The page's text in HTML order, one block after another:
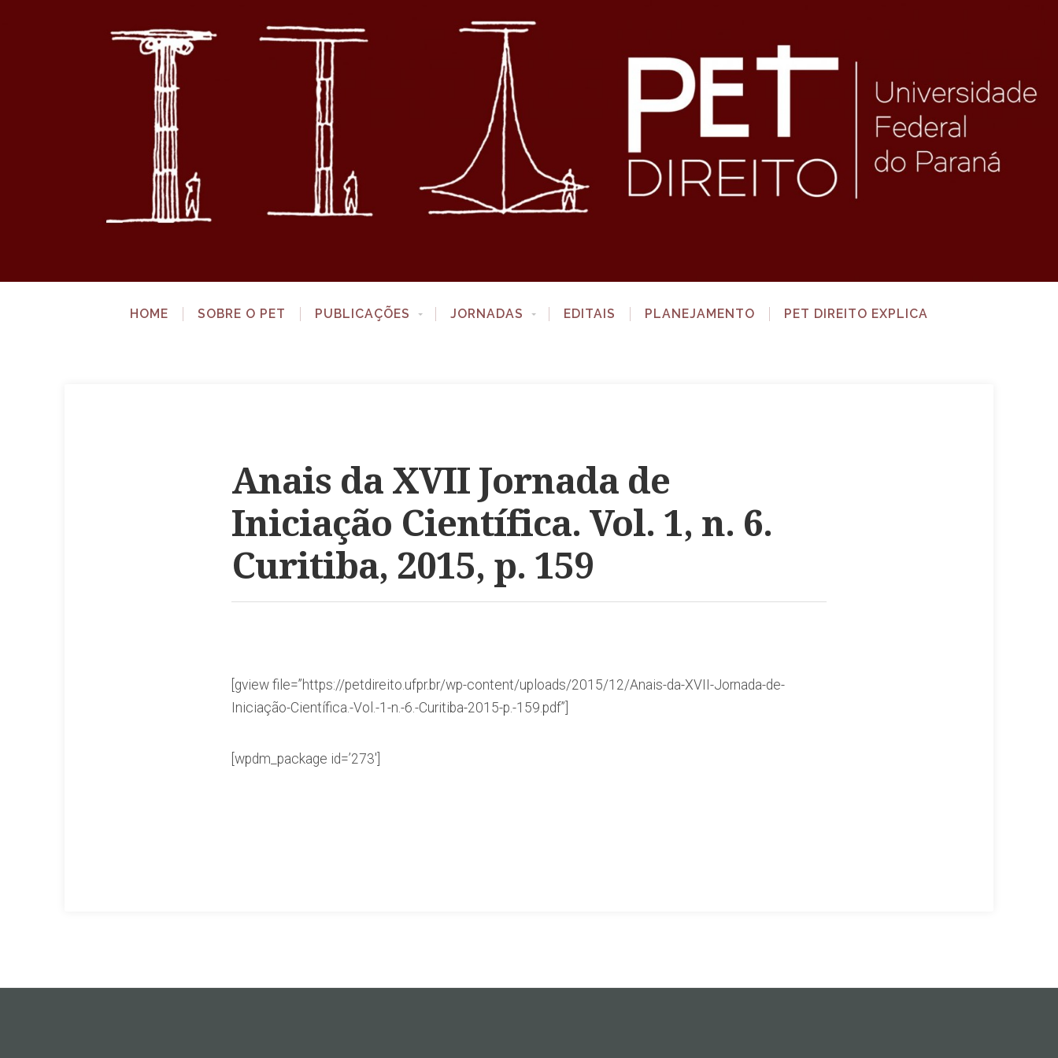
HOME SOBRE O PET PUBLICAÇÕES JORNADAS EDITAIS PLANEJAMENTO PET DIREITO EXPLICA
Anais da XVII Jornada de
Iniciação Científica. Vol. 1, n. 6.
Curitiba, 2015, p. 159
[gview file=”https://petdireito.ufpr.br/wp-content/uploads/2015/12/Anais-da-XVII-Jornada-de-
Iniciação-Científica.-Vol.-1-n.-6.-Curitiba-2015-p.-159.pdf”]
[wpdm_package id=’273′]